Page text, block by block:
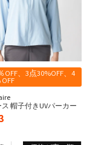
OFF、3点30%OFF、4
帽子付きUVパーカー